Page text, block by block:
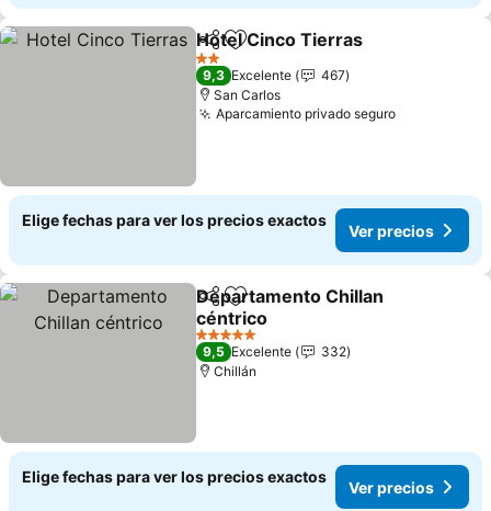
CompartirAgregar a favoritos
Hotel Cinco Tierras
2 Estrellas
9,3 Excelente
467
San Carlos
Aparcamiento privado seguro
Elige fechas para ver los precios exactos
Ver precios
CompartirAgregar a favoritos
Departamento Chillan
céntrico
5 Estrellas
9,5 Excelente
332
Chillán
Elige fechas para ver los precios exactos
Ver precios